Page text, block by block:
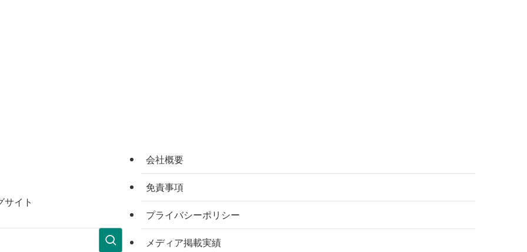
イト
会社概要
免責事項
プライバシーポリシー
メディア掲載実績